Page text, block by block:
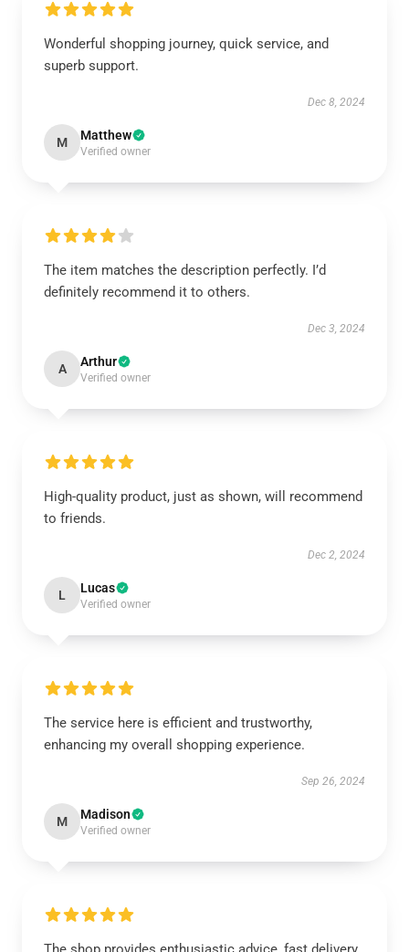
Wonderful shopping journey, quick service, and
superb support.
Dec 8, 2024
M Matthew
Verified owner
The item matches the description perfectly. I’d
definitely recommend it to others.
Dec 3, 2024
A Arthur
Verified owner
High-quality product, just as shown, will recommend
to friends.
Dec 2, 2024
L Lucas
Verified owner
The service here is efficient and trustworthy,
enhancing my overall shopping experience.
Sep 26, 2024
M Madison
Verified owner